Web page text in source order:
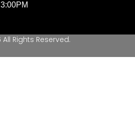
Rights Reserved.